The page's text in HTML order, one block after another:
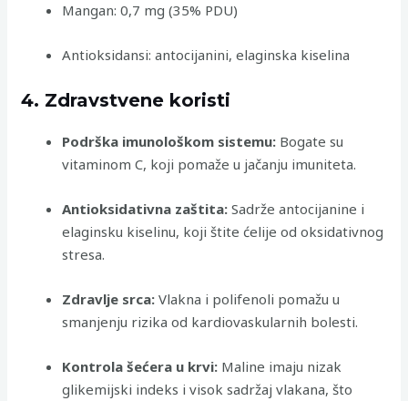
Mangan: 0,7 mg (35% PDU)
Antioksidansi: antocijanini, elaginska kiselina
4. Zdravstvene koristi
Podrška imunološkom sistemu: Bogate su
vitaminom C, koji pomaže u jačanju imuniteta.
Antioksidativna zaštita: Sadrže antocijanine i
elaginsku kiselinu, koji štite ćelije od oksidativnog
stresa.
Zdravlje srca: Vlakna i polifenoli pomažu u
smanjenju rizika od kardiovaskularnih bolesti.
Kontrola šećera u krvi: Maline imaju nizak
glikemijski indeks i visok sadržaj vlakana, što